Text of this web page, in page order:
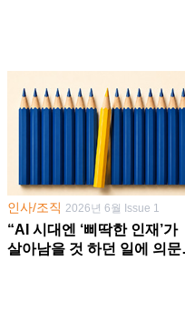
인사/조직 2026년 6월 Issue 1
“AI 시대엔 ‘삐딱한 인재’가
살아남을 것 하던 일에 의문